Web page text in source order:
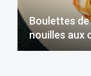
Boulettes de
nouilles aux